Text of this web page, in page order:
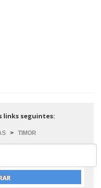
links seguintes:
> TIMOR